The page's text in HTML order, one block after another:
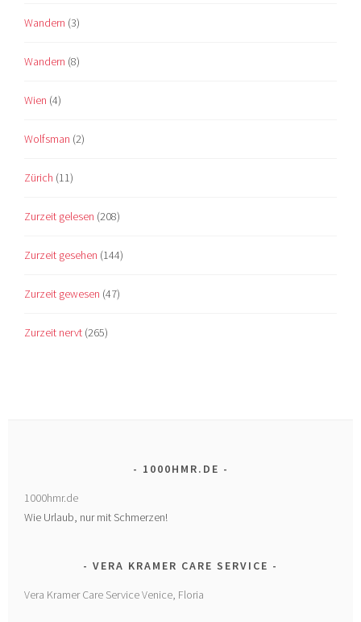
Wandern (3)
Wandern (8)
Wien (4)
Wolfsman (2)
Zürich (11)
Zurzeit gelesen (208)
Zurzeit gesehen (144)
Zurzeit gewesen (47)
Zurzeit nervt (265)
1000HMR.DE
1000hmr.de
Wie Urlaub, nur mit Schmerzen!
VERA KRAMER CARE SERVICE
Vera Kramer Care Service Venice, Floria